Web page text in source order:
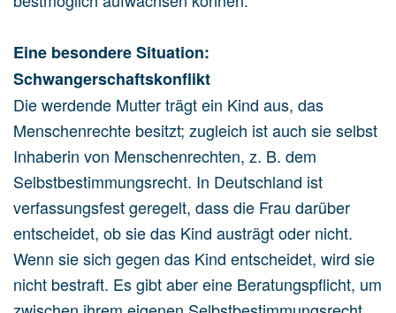
Eine besondere Situation:
Schwangerschaftskonflikt
Die werdende Mutter trägt ein Kind aus, das
Menschenrechte besitzt; zugleich ist auch sie selbst
Inhaberin von Menschenrechten, z. B. dem
Selbstbestimmungsrecht. In Deutschland ist
verfassungsfest geregelt, dass die Frau darüber
entscheidet, ob sie das Kind austrägt oder nicht.
Wenn sie sich gegen das Kind entscheidet, wird sie
nicht bestraft. Es gibt aber eine Beratungspflicht, um